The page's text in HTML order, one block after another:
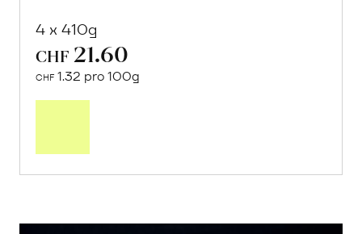
4 x 410g
CHF 21.60
CHF 1.32 pro 100g